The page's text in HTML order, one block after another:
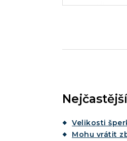
Velikosti
Mohu vrátit